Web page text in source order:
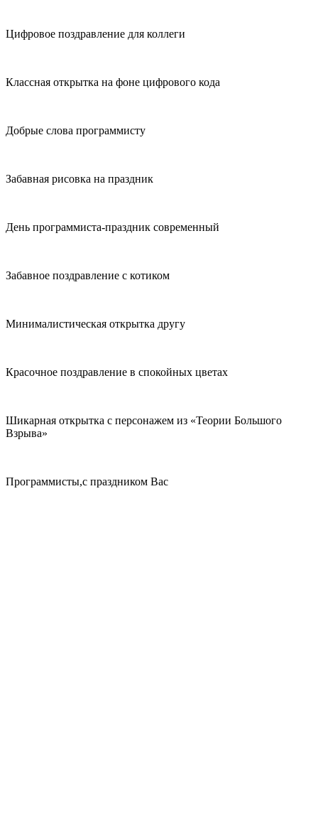
Цифровое поздравление для коллеги
Классная открытка на фоне цифрового кода
Добрые слова программисту
Забавная рисовка на праздник
День программиста-праздник современный
Забавное поздравление с котиком
Минималистическая открытка другу
Красочное поздравление в спокойных цветах
Шикарная открытка с персонажем из «Теории Большого
Взрыва»
Программисты,с праздником Вас